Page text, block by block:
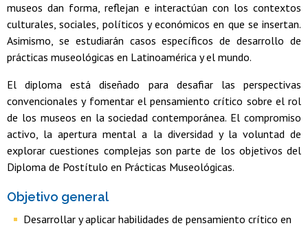
museos dan forma, reflejan e interactúan con los contextos
culturales, sociales, políticos y económicos en que se insertan.
Asimismo, se estudiarán casos específicos de desarrollo de
prácticas museológicas en Latinoamérica y el mundo.
El diploma está diseñado para desafiar las perspectivas
convencionales y fomentar el pensamiento crítico sobre el rol
de los museos en la sociedad contemporánea. El compromiso
activo, la apertura mental a la diversidad y la voluntad de
explorar cuestiones complejas son parte de los objetivos del
Diploma de Postítulo en Prácticas Museológicas.
Objetivo general
Desarrollar y aplicar habilidades de pensamiento crítico en